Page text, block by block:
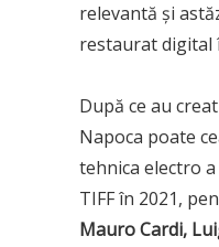
relevantă și
restaurat digital
După ce au
Napoca poate
tehnica electro
TIFF în 2021,
Mauro Cardi,